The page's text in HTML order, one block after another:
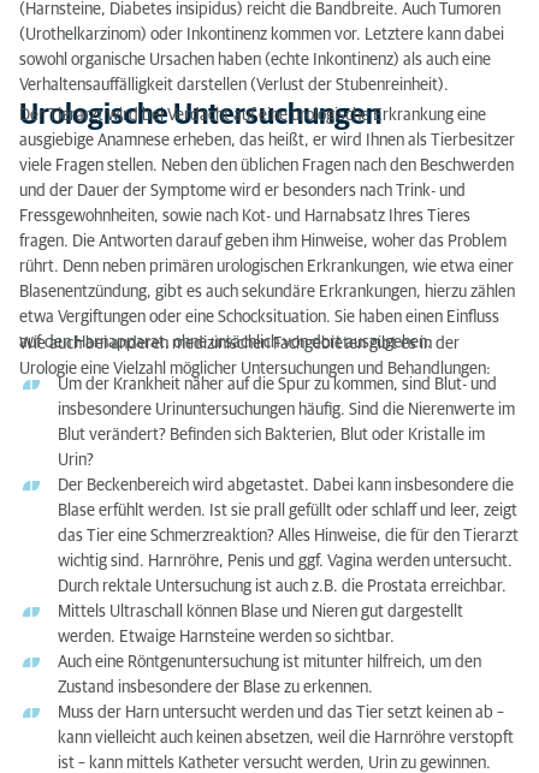
(Harnsteine, Diabetes insipidus) reicht die Bandbreite. Auch Tumoren
(Urothelkarzinom) oder Inkontinenz kommen vor. Letztere kann dabei
sowohl organische Ursachen haben (echte Inkontinenz) als auch eine
Verhaltensauffälligkeit darstellen (Verlust der Stubenreinheit).
Urologische Untersuchungen
Der Tierarzt wird bei Verdacht auf eine urologische Erkrankung eine
ausgiebige Anamnese erheben, das heißt, er wird Ihnen als Tierbesitzer
viele Fragen stellen. Neben den üblichen Fragen nach den Beschwerden
und der Dauer der Symptome wird er besonders nach Trink- und
Fressgewohnheiten, sowie nach Kot- und Harnabsatz Ihres Tieres
fragen. Die Antworten darauf geben ihm Hinweise, woher das Problem
rührt. Denn neben primären urologischen Erkrankungen, wie etwa einer
Blasenentzündung, gibt es auch sekundäre Erkrankungen, hierzu zählen
etwa Vergiftungen oder eine Schocksituation. Sie haben einen Einfluss
auf den Harnapparat, ohne ursächlich von dort auszugehen.
Wie auch bei anderen medizinischen Fachgebieten gibt es in der
Urologie eine Vielzahl möglicher Untersuchungen und Behandlungen:
Um der Krankheit näher auf die Spur zu kommen, sind Blut- und
insbesondere Urinuntersuchungen häufig. Sind die Nierenwerte im
Blut verändert? Befinden sich Bakterien, Blut oder Kristalle im
Urin?
Der Beckenbereich wird abgetastet. Dabei kann insbesondere die
Blase erfühlt werden. Ist sie prall gefüllt oder schlaff und leer, zeigt
das Tier eine Schmerzreaktion? Alles Hinweise, die für den Tierarzt
wichtig sind. Harnröhre, Penis und ggf. Vagina werden untersucht.
Durch rektale Untersuchung ist auch z.B. die Prostata erreichbar.
Mittels Ultraschall können Blase und Nieren gut dargestellt
werden. Etwaige Harnsteine werden so sichtbar.
Auch eine Röntgenuntersuchung ist mitunter hilfreich, um den
Zustand insbesondere der Blase zu erkennen.
Muss der Harn untersucht werden und das Tier setzt keinen ab –
kann vielleicht auch keinen absetzen, weil die Harnröhre verstopft
ist – kann mittels Katheter versucht werden, Urin zu gewinnen.